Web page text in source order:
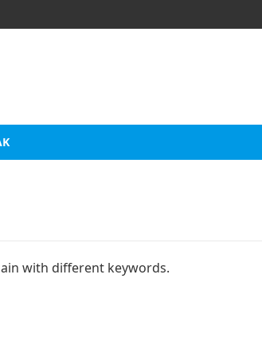
with different keywords.